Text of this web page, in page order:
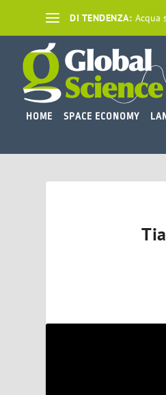
DI TENDENZA: Acqua
HOME SPACE ECONOMY